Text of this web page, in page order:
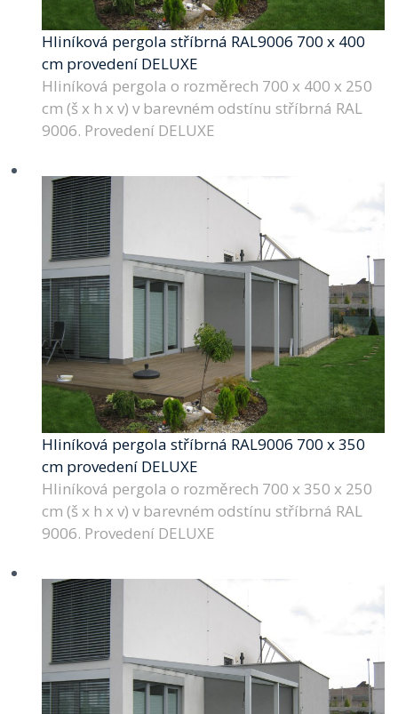
Hliníková pergola stříbrná RAL9006 700 x 400
cm provedení DELUXE
Hliníková pergola o rozměrech 700 x 400 x 250
cm (š x h x v) v barevném odstínu stříbrná RAL
9006. Provedení DELUXE
Hliníková pergola stříbrná RAL9006 700 x 350
cm provedení DELUXE
Hliníková pergola o rozměrech 700 x 350 x 250
cm (š x h x v) v barevném odstínu stříbrná RAL
9006. Provedení DELUXE